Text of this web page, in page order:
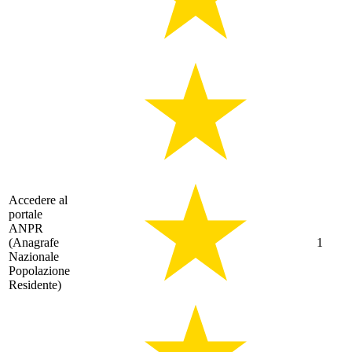
Accedere al
portale
ANPR
(Anagrafe
Nazionale
Popolazione
Residente)
1